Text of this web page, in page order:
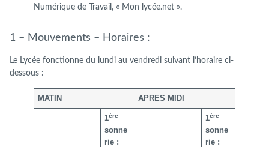
Numérique de Travail, « Mon lycée.net ».
1 – Mouvements – Horaires :
Le Lycée fonctionne du lundi au vendredi suivant l’horaire ci-
dessous :
MATIN APRES MIDI
1ère
sonne
rie :
1ère
sonne
rie :